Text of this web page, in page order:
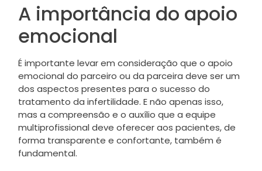
A importância do apoio
emocional
É importante levar em consideração que o apoio
emocional do parceiro ou da parceira deve ser um
dos aspectos presentes para o sucesso do
tratamento da infertilidade. E não apenas isso,
mas a compreensão e o auxílio que a equipe
multiprofissional deve oferecer aos pacientes, de
forma transparente e confortante, também é
fundamental.